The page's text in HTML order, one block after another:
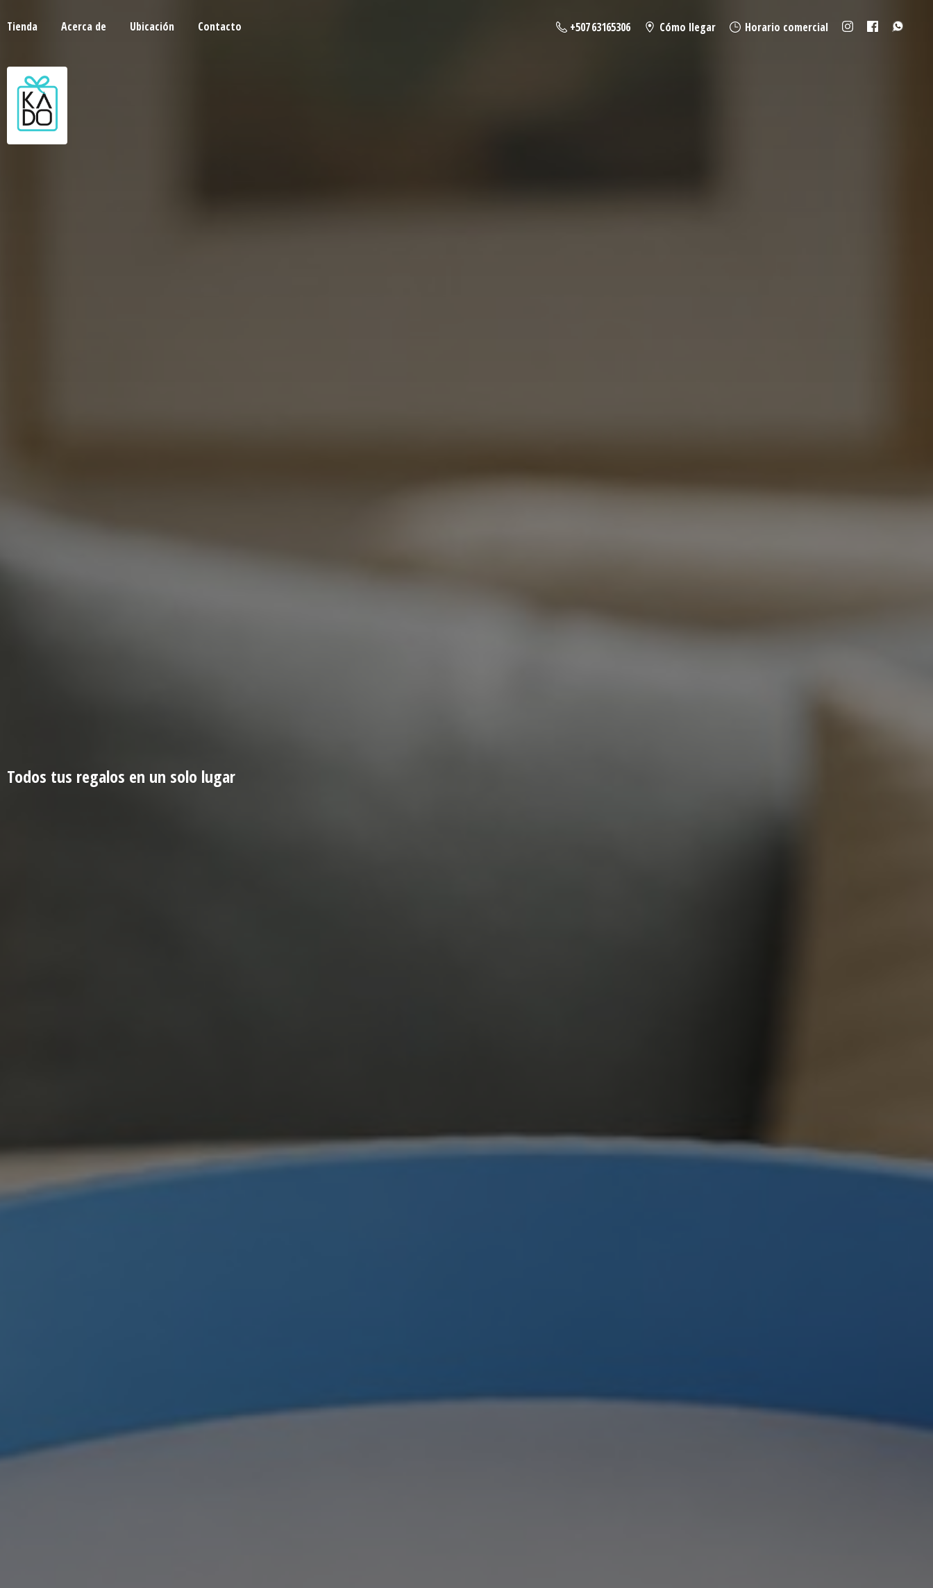
Tienda Acerca de Ubicación Contacto +507 63165306 Cómo llegar Horario comercial
Todos tus regalos en un solo lugar